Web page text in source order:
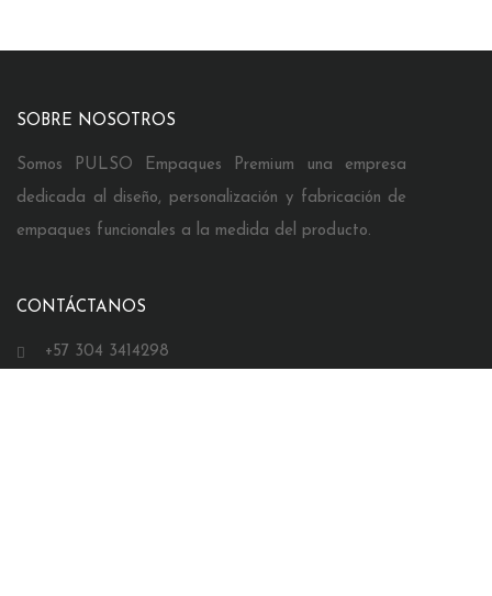
SOBRE NOSOTROS
Somos PULSO Empaques Premium una empresa
dedicada al diseño, personalización y fabricación de
empaques funcionales a la medida del producto.
CONTÁCTANOS
+57 304 3414298